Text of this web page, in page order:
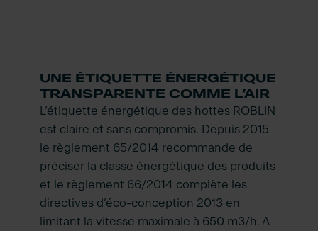
UNE ÉTIQUETTE ÉNERGÉTIQUE
TRANSPARENTE COMME L’AIR
L’étiquette énergétique des hottes ROBLIN
est claire et sans compromis. Depuis 2015
le règlement 65/2014 recommande de
préciser la classe énergétique des produits
et le règlement 66/2014 complète les
directives d’éco-conception 2013 en
limitant la vitesse maximale à 650 m3/h. A